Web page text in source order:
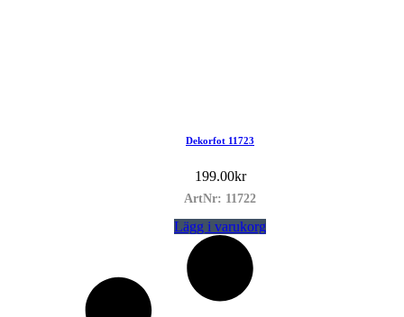
Dekorfot 11723
199.00kr
ArtNr: 11722
Lägg i varukorg